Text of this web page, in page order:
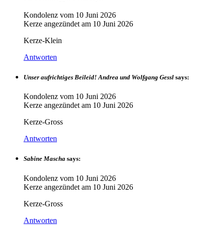
Kondolenz vom 10 Juni 2026
Kerze angezündet am 10 Juni 2026
Kerze-Klein
Antworten
Unser aufrichtiges Beileid! Andrea und Wolfgang Gessl says:
Kondolenz vom 10 Juni 2026
Kerze angezündet am 10 Juni 2026
Kerze-Gross
Antworten
Sabine Mascha says:
Kondolenz vom 10 Juni 2026
Kerze angezündet am 10 Juni 2026
Kerze-Gross
Antworten